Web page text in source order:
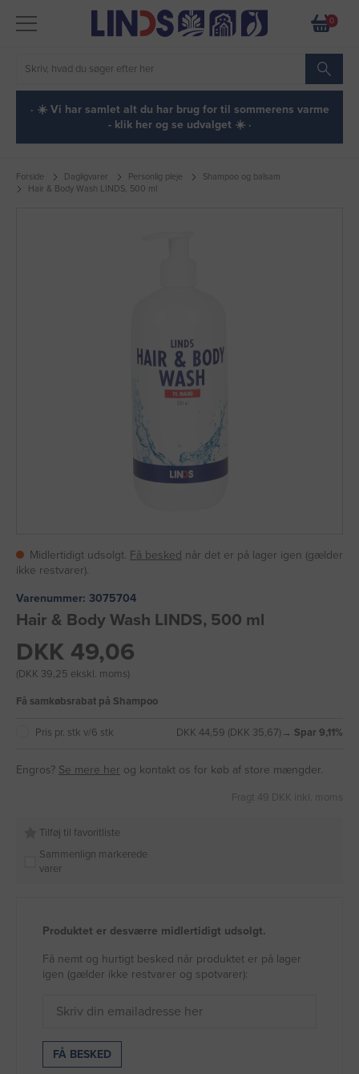
0
· ☀️ Vi har samlet alt du har brug for til sommerens varme
- klik her og se udvalget ☀️ ·
Forside Dagligvarer Personlig pleje
Shampoo og balsam
Hair & Body Wash LINDS, 500 ml
Midlertidigt udsolgt. Få besked når det er på lager igen (gælder
ikke restvarer).
Varenummer: 3075704
Hair & Body Wash LINDS, 500 ml
DKK 49,06
(DKK 39,25 ekskl. moms)
Få samkøbsrabat på Shampoo
Pris pr. stk v/6 stk DKK 44,59 (DKK 35,67) → Spar 9,11%
Engros? Se mere her og kontakt os for køb af store mængder.
Fragt 49 DKK inkl. moms
Tilføj til favoritliste
Sammenlign markerede
varer
Produktet er desværre midlertidigt udsolgt.
Få nemt og hurtigt besked når produktet er på lager
igen (gælder ikke restvarer og spotvarer):